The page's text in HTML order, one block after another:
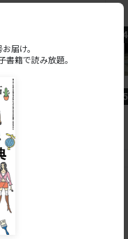
届け。
籍で読み放題。